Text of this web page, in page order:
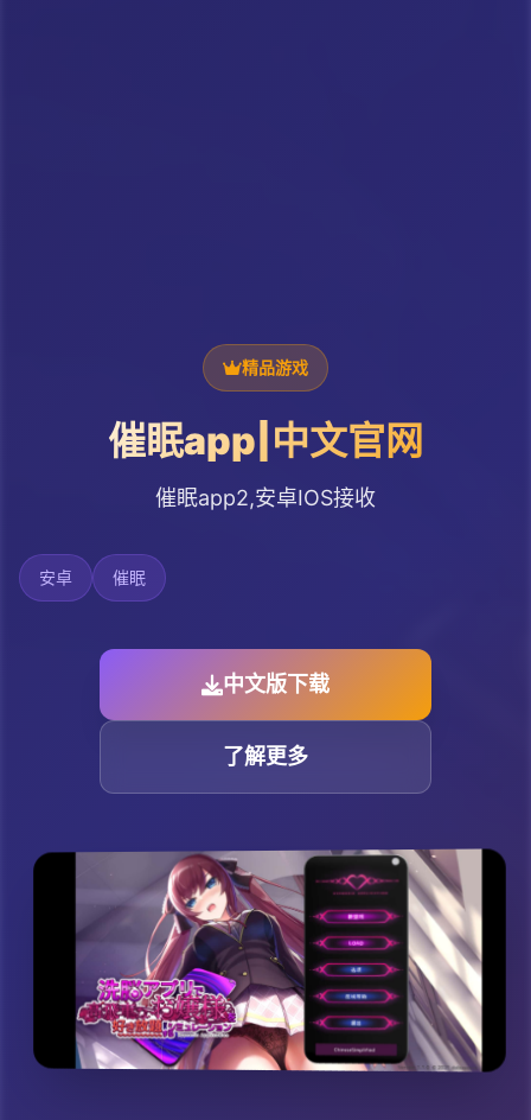
精品游戏
催眠app|中文官网
催眠app2,安卓IOS接收
安卓 催眠
中文版下载
了解更多